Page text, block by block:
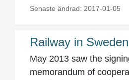
Senaste ändrad: 2017-01-05
Railway in
May 2013 saw the
memorandum of